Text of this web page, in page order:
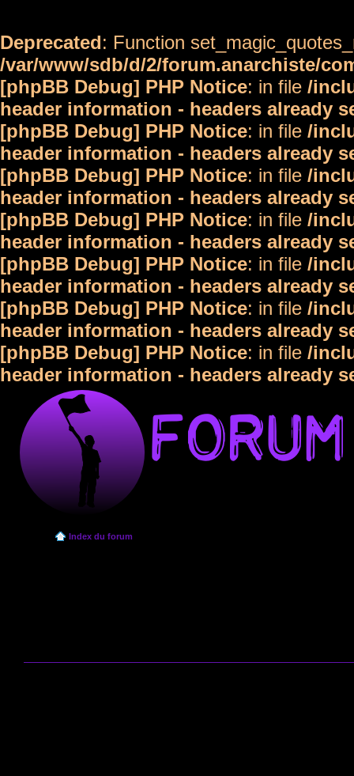
Deprecated: Function
/var/www/sdb/d/2/forum.anarchiste/
[phpBB Debug] PHP Notice: in file /
header information - headers already
[phpBB Debug] PHP Notice: in file /
header information - headers already
[phpBB Debug] PHP Notice: in file /
header information - headers already
[phpBB Debug] PHP Notice: in file /
header information - headers already
[phpBB Debug] PHP Notice: in file /
header information - headers already
[phpBB Debug] PHP Notice: in file /
header information - headers already
[phpBB Debug] PHP Notice: in file /
header information - headers already
Index du forum